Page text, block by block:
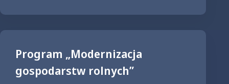
Program „Modernizacja
gospodarstw rolnych”